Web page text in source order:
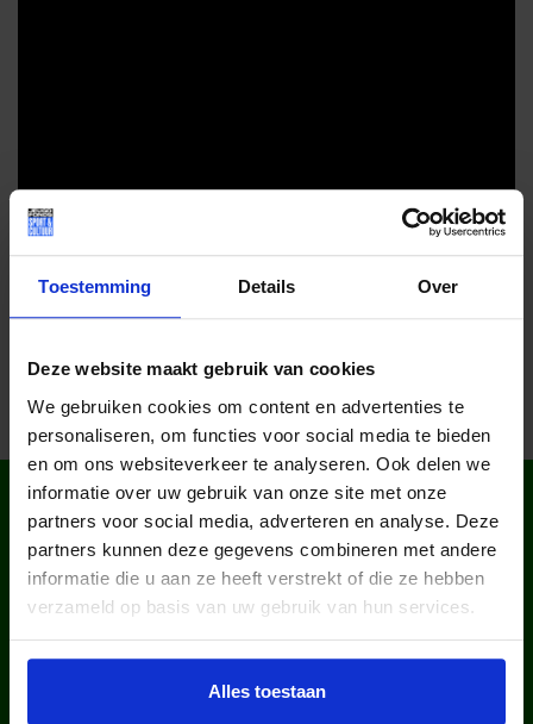
Toestemming Details Over
Deze website maakt gebruik van cookies
We gebruiken cookies om content en advertenties te
personaliseren, om functies voor social media te bieden
en om ons websiteverkeer te analyseren. Ook delen we
informatie over uw gebruik van onze site met onze
partners voor social media, adverteren en analyse. Deze
partners kunnen deze gegevens combineren met andere
informatie die u aan ze heeft verstrekt of die ze hebben
verzameld op basis van uw gebruik van hun services.
Alles toestaan
WIST JE DAT IN
NEDERLAND?